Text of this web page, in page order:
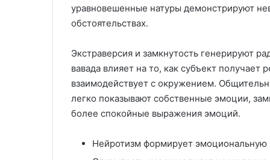
уравновешенные натуры демонстрируют
обстоятельствах.
Экстраверсия и замкнутость генерируют
вавада влияет на то, как субъект
взаимодействует с окружением.
легко показывают собственные эмоции,
более спокойные выражения эмоций.
Нейротизм формирует эмоциональную